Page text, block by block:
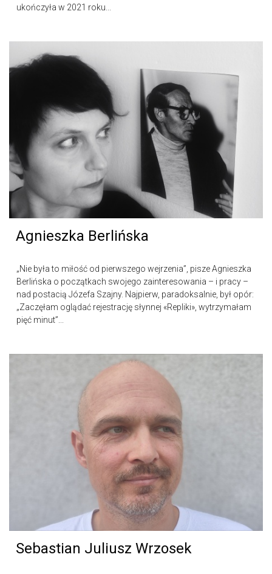
ukończyła w 2021 roku...
Agnieszka Berlińska
„Nie była to miłość od pierwszego wejrzenia”, pisze Agnieszka
Berlińska o początkach swojego zainteresowania – i pracy –
nad postacią Józefa Szajny. Najpierw, paradoksalnie, był opór:
„Zaczęłam oglądać rejestrację słynnej «Repliki», wytrzymałam
pięć minut”...
Sebastian Juliusz Wrzosek